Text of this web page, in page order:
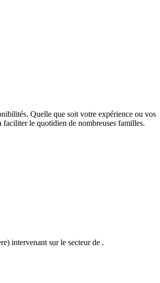
Quelle que soit votre expérience ou vos
le quotidien de nombreuses familles.
intervenant sur le secteur de .